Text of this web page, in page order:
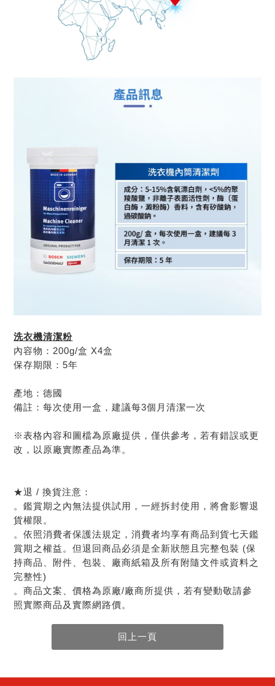
洗衣機清潔粉
內容物：200g/盒 X4盒
保存期限：5年
產地：德國
備註：每次使用一盒，建議每3個月清潔一次
※表格內容和圖檔為原廠提供，僅供參考，若有錯誤或更
改，以原廠實際產品為準。
★退 / 換貨注意：
。鑑賞期之內無法提供試用，一經拆封使用，將會影響退
貨權限。
。依照消費者保護法規定，消費者均享有商品到貨七天鑑
賞期之權益。但退回商品必須是全新狀態且完整包裝 (保
持商品、附件、包裝、廠商紙箱及所有附隨文件或資料之
完整性)
。商品文案、價格為原廠/廠商所提供，若有變動敬請參
照實際商品及實際網路價。